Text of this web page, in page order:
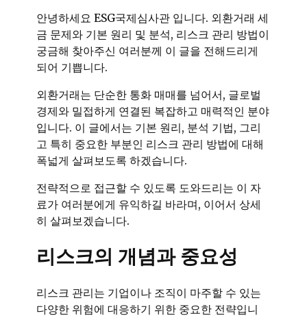
안녕하세요 ESG국제심사관 입니다. 외환거래 세
금 문제와 기본 원리 및 분석, 리스크 관리 방법이
궁금해 찾아주신 여러분께 이 글을 전해드리게
되어 기쁩니다.
외환거래는 단순한 통화 매매를 넘어서, 글로벌
경제와 밀접하게 연결된 복잡하고 매력적인 분야
입니다. 이 글에서는 기본 원리, 분석 기법, 그리
고 특히 중요한 부분인 리스크 관리 방법에 대해
폭넓게 살펴보도록 하겠습니다.
전략적으로 접근할 수 있도록 도와드리는 이 자
료가 여러분에게 유익하길 바라며, 이어서 상세
히 살펴보겠습니다.
리스크의 개념과 중요성
리스크 관리는 기업이나 조직이 마주할 수 있는
다양한 위험에 대응하기 위한 중요한 전략입니